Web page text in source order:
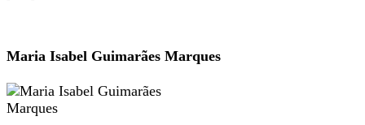
Maria Isabel Guimarães Marques